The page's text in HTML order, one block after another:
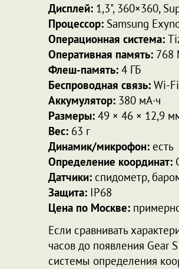
Дисплей: 1,3", 360×360,
Процессор: Samsung
Операционная система:
Оперативная память: 768
Флеш-память: 4 ГБ
Беспроводная связь: Wi-
Аккумулятор: 380 мА·ч
Размеры: 49 × 46 × 12,9
Вес: 63 г
Динамик/микрофон: есть
Определение координат:
Датчики: спидометр,
Защита: IP68
Цена по Москве:
Если сравнивать
часов до появления Gear
системы определения